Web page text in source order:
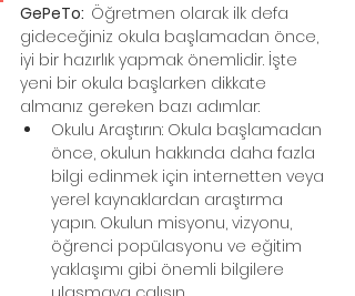
GePeTo: Öğretmen olarak ilk defa
gideceğiniz okula başlamadan önce,
iyi bir hazırlık yapmak önemlidir. İşte
yeni bir okula başlarken dikkate
almanız gereken bazı adımlar:
Okulu Araştırın: Okula başlamadan
önce, okulun hakkında daha fazla
bilgi edinmek için internetten veya
yerel kaynaklardan araştırma
yapın. Okulun misyonu, vizyonu,
öğrenci popülasyonu ve eğitim
yaklaşımı gibi önemli bilgilere